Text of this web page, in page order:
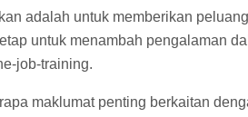
adalah untuk memberikan
untuk menambah pengalaman
job-training.
maklumat penting berkaitan